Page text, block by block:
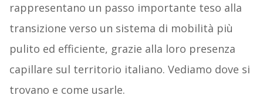
rappresentano un passo importante teso alla
transizione verso un sistema di mobilità più
pulito ed efficiente, grazie alla loro presenza
capillare sul territorio italiano. Vediamo dove si
trovano e come usarle.